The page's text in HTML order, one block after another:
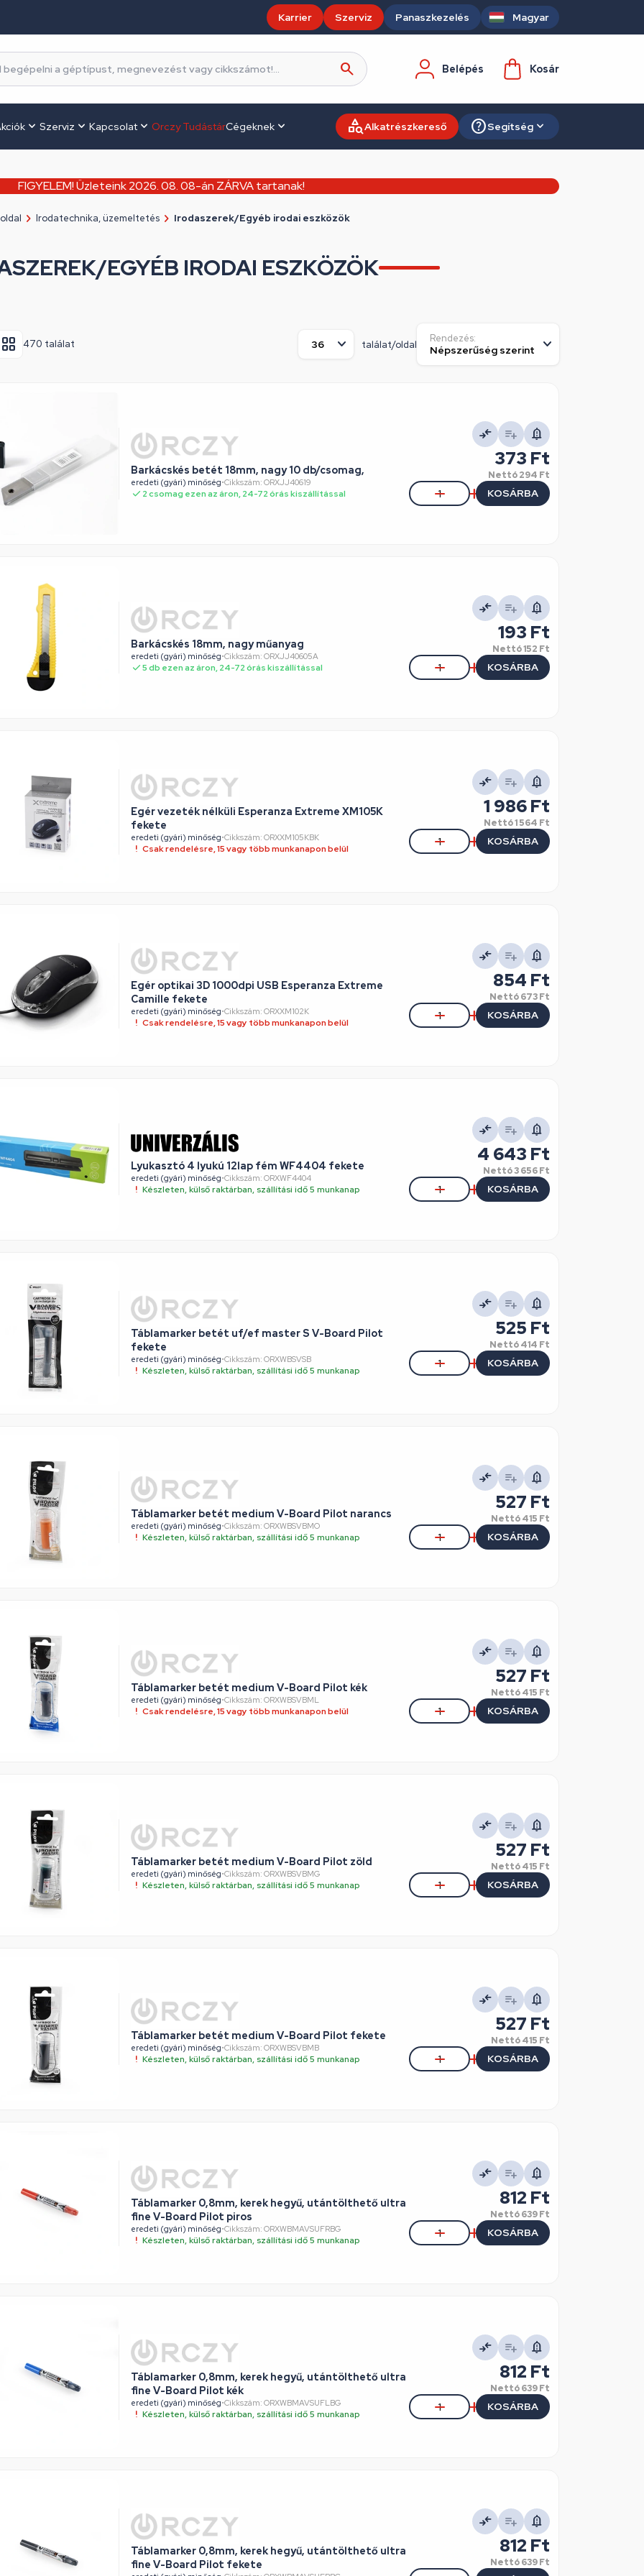
Karrier Szerviz Panaszkezelés Magyar
Belépés Kosár
Szerviz Kapcsolat Orczy TudástárCégeknek Alkatrészkereső Segítség
FIGYELEM! Üzleteink 2026. 08. 08-án ZÁRVA tartanak!
Irodatechnika, üzemeltetés Irodaszerek/Egyéb irodai eszközök
EGYÉB IRODAI ESZKÖZÖK
470 találat találat/oldal
Rendezés:
Barkácskés betét 18mm, nagy 10 db/csomag,
eredeti (gyári) minőség•Cikkszám: ORXJJ40619
2 csomag ezen az áron, 24-72 órás kiszállítással
373 Ft
Nettó294 Ft
KOSÁRBA
Barkácskés 18mm, nagy műanyag
eredeti (gyári) minőség•Cikkszám: ORXJJ40605A
5 db ezen az áron, 24-72 órás kiszállítással
193 Ft
Nettó152 Ft
KOSÁRBA
Egér vezeték nélküli Esperanza Extreme XM105K
fekete
eredeti (gyári) minőség•Cikkszám: ORXXM105KBK
Csak rendelésre, 15 vagy több munkanapon belül
1 986 Ft
Nettó1 564 Ft
KOSÁRBA
Egér optikai 3D 1000dpi USB Esperanza Extreme
Camille fekete
eredeti (gyári) minőség•Cikkszám: ORXXM102K
Csak rendelésre, 15 vagy több munkanapon belül
854 Ft
Nettó673 Ft
KOSÁRBA
Lyukasztó 4 lyukú 12lap fém WF4404 fekete
eredeti (gyári) minőség•Cikkszám: ORXWF4404
Készleten, külső raktárban, szállítási idő 5 munkanap
4 643 Ft
Nettó3 656 Ft
KOSÁRBA
Táblamarker betét uf/ef master S V-Board Pilot
fekete
eredeti (gyári) minőség•Cikkszám: ORXWBSVSB
Készleten, külső raktárban, szállítási idő 5 munkanap
525 Ft
Nettó414 Ft
KOSÁRBA
Táblamarker betét medium V-Board Pilot narancs
eredeti (gyári) minőség•Cikkszám: ORXWBSVBMO
Készleten, külső raktárban, szállítási idő 5 munkanap
527 Ft
Nettó415 Ft
KOSÁRBA
Táblamarker betét medium V-Board Pilot kék
eredeti (gyári) minőség•Cikkszám: ORXWBSVBML
Csak rendelésre, 15 vagy több munkanapon belül
527 Ft
Nettó415 Ft
KOSÁRBA
Táblamarker betét medium V-Board Pilot zöld
eredeti (gyári) minőség•Cikkszám: ORXWBSVBMG
Készleten, külső raktárban, szállítási idő 5 munkanap
527 Ft
Nettó415 Ft
KOSÁRBA
Táblamarker betét medium V-Board Pilot fekete
eredeti (gyári) minőség•Cikkszám: ORXWBSVBMB
Készleten, külső raktárban, szállítási idő 5 munkanap
527 Ft
Nettó415 Ft
KOSÁRBA
Táblamarker 0,8mm, kerek hegyű, utántölthető ultra
fine V-Board Pilot piros
eredeti (gyári) minőség•Cikkszám: ORXWBMAVSUFRBG
Készleten, külső raktárban, szállítási idő 5 munkanap
812 Ft
Nettó639 Ft
KOSÁRBA
Táblamarker 0,8mm, kerek hegyű, utántölthető ultra
fine V-Board Pilot kék
eredeti (gyári) minőség•Cikkszám: ORXWBMAVSUFLBG
Készleten, külső raktárban, szállítási idő 5 munkanap
812 Ft
Nettó639 Ft
KOSÁRBA
Táblamarker 0,8mm, kerek hegyű, utántölthető ultra
fine V-Board Pilot fekete
812 Ft
Nettó639 Ft